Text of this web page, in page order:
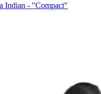
Indian - "Compact"